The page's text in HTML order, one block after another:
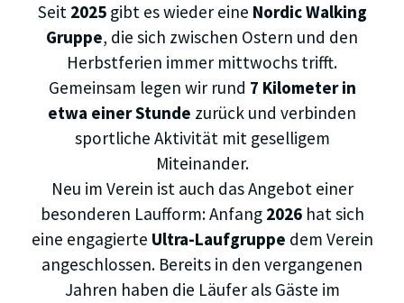
Seit 2025gibt es wieder eine Nordic Walking
Gruppe, die sich zwischen Ostern und den
Herbstferien immer mittwochs trifft.
Gemeinsam legen wir rund 7 Kilometer in
etwa einer Stunde zurück und verbinden
sportliche Aktivität mit geselligem
Miteinander.
Neu im Verein ist auch das Angebot einer
besonderen Laufform: Anfang 2026hat sich
eine engagierte Ultra-Laufgruppe dem Verein
angeschlossen. Bereits in den vergangenen
Jahren haben die Läufer als Gäste im